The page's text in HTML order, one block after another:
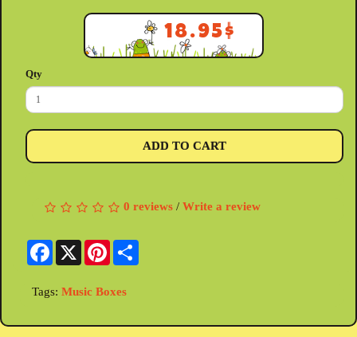
18.95$
Qty
ADD TO CART
0 reviews / Write a review
Facebook
X Pinterest
Tags: Music Boxes